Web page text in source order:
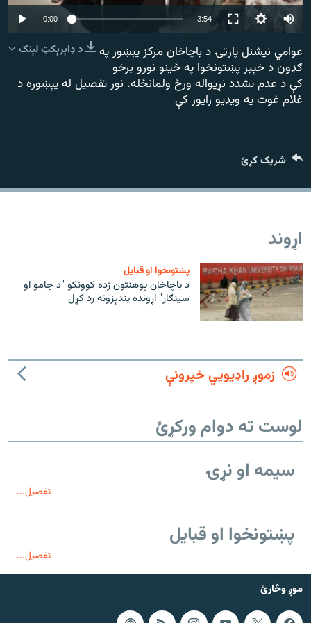
۱۴ ساعته راډیويي خپرونې
Gandhara
موږ وڅارئ
د ازادې اروپا راډیو ټولې ووبپاڼې
Auto
240p
0:00 3:54 Auto
480p
د ډاېرېکټ لېنک
عوامي نیشنل پارټۍ د باچاخان مرکز پېښور په
ګډون د خېبر پښتونخوا په ځینو نورو برخو
کې د عدم تشدد نړیواله ورځ ولمانځله. نور تفصیل له پېښوره د
غلام غوث په ویډيو راپور کې
شریک کړئ
اړوند
پښتونخوا او قبایل
د باچاخان پوهنتون زده کوونکو "د جامو او
سينګار" اړونده بندېزونه رد کړل
زموږ راډیويي خپرونې
لوست ته دوام ورکړئ
سیمه او نړۍ
تفصیل...
پښتونخوا او قبایل
تفصیل...
موږ وڅارئ